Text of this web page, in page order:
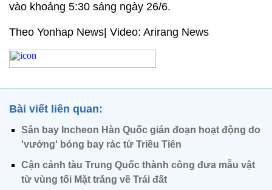
vào khoảng 5:30 sáng ngày 26/6.
Theo Yonhap News| Video: Arirang News
Bài viết liên quan:
Sân bay Incheon Hàn Quốc gián đoạn hoạt động do
'vướng' bóng bay rác từ Triều Tiên
Cận cảnh tàu Trung Quốc thành công đưa mẫu vật
từ vùng tối Mặt trăng về Trái đất